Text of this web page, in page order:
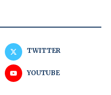
TWITTER
YOUTUBE